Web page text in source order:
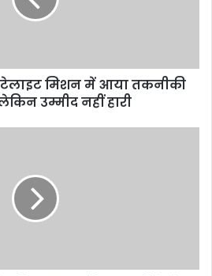
मिशन में आया तकनीकी
उम्मीद नहीं हारी